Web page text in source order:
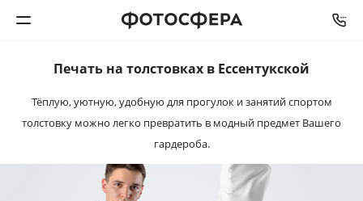
Фотокниги
Календари
Печать на толстовках в Ессентукской
Тёплую, уютную, удобную для прогулок и занятий спортом
толстовку можно легко превратить в модный предмет Вашего
гардероба.